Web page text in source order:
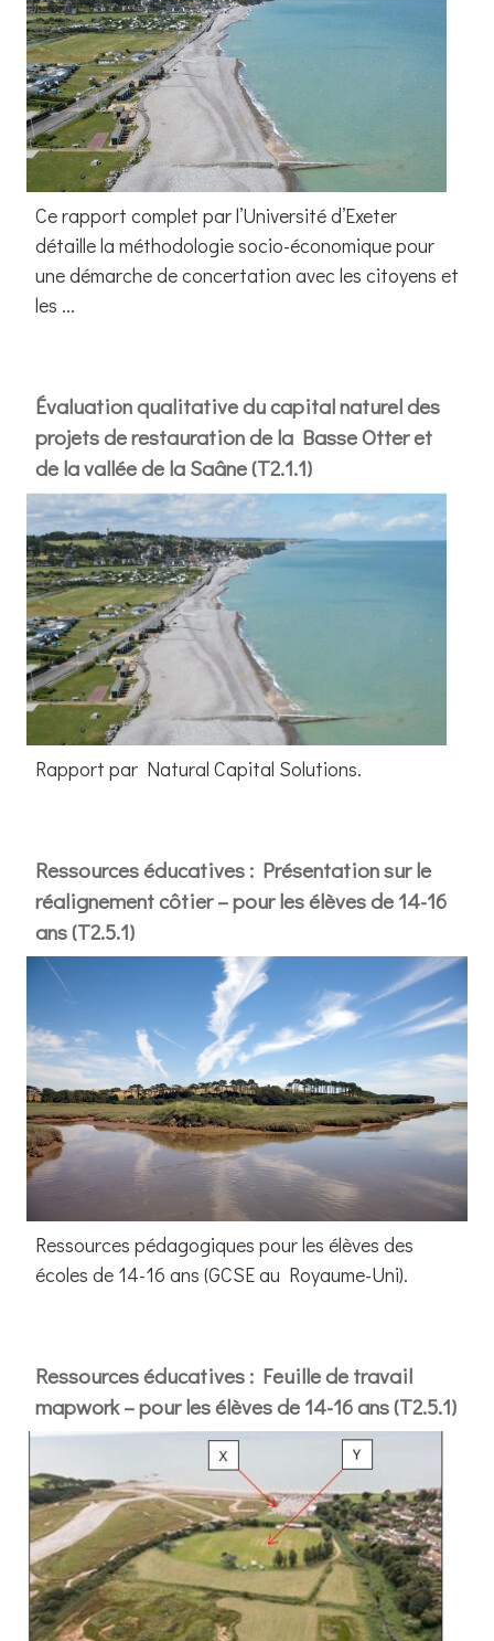
Ce rapport complet par l’Université d’Exeter
détaille la méthodologie socio-économique pour
une démarche de concertation avec les citoyens et
les ...
Évaluation qualitative du capital naturel des
projets de restauration de la Basse Otter et
de la vallée de la Saâne (T2.1.1)
Rapport par Natural Capital Solutions.
Ressources éducatives : Présentation sur le
réalignement côtier – pour les élèves de 14-16
ans (T2.5.1)
Ressources pédagogiques pour les élèves des
écoles de 14-16 ans (GCSE au Royaume-Uni).
Ressources éducatives : Feuille de travail
mapwork – pour les élèves de 14-16 ans (T2.5.1)